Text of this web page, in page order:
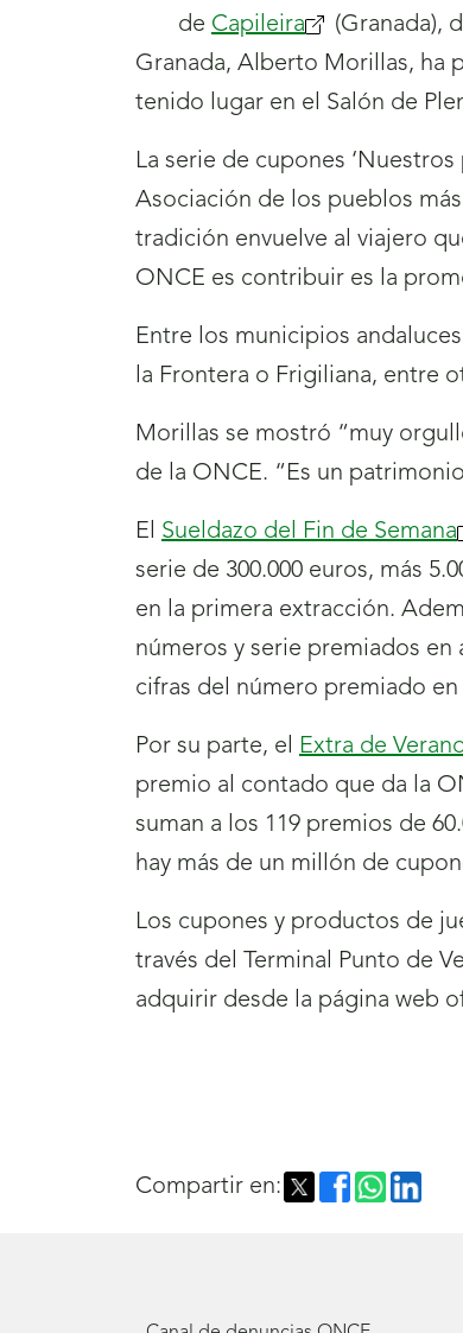
de Capileira (Granada),
Granada, Alberto Morillas, ha
tenido lugar en el Salón de
La serie de cupones
Asociación de los pueblos
tradición envuelve al viajero
ONCE es contribuir es la
Entre los municipios
la Frontera o Frigiliana, entre
Morillas se mostró “muy
de la ONCE. “Es un
El Sueldazo del Fin de Semana
serie de 300.000 euros, más
en la primera extracción.
números y serie premiados en
cifras del número premiado
Por su parte, el Extra de
premio al contado que da la
suman a los 119 premios de
hay más de un millón de
Los cupones y productos de
través del Terminal Punto de
adquirir desde la página web
Compartir en: